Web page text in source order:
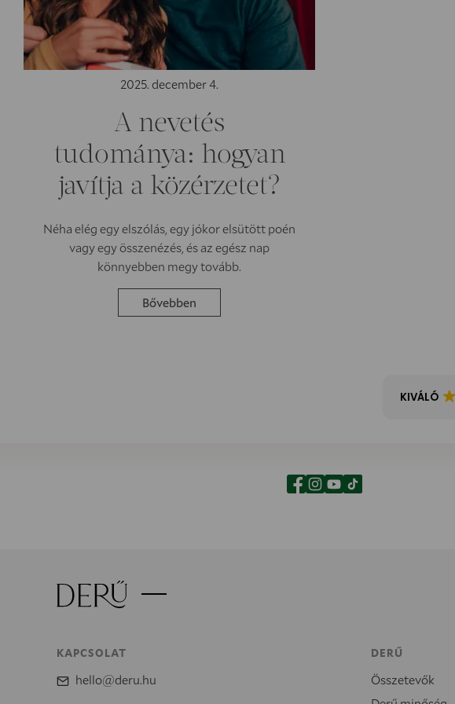
2025. december 4.
A nevetés
tudománya: hogyan
javítja a közérzetet?
Néha elég egy elszólás, egy jókor elsütött poén
vagy egy összenézés, és az egész nap
könnyebben megy tovább.
Bővebben
KIVÁLÓ
KAPCSOLAT
hello@deru.hu
DERŰ
Összetevők